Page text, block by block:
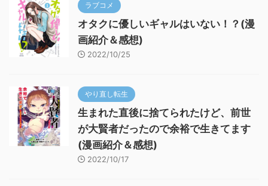
ラブコメ
オタクに優しいギャルはいない！？(漫
画紹介＆感想)
2022/10/25
やり直し転生
生まれた直後に捨てられたけど、前世
が大賢者だったので余裕で生きてます
(漫画紹介＆感想)
2022/10/17